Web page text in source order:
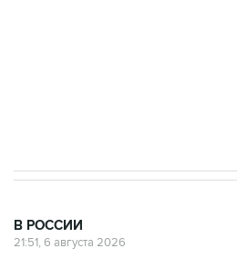
В РОССИИ
21:51, 6 августа 2026